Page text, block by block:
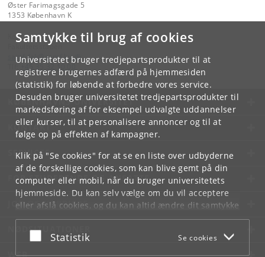
Samtykke til brug af cookies
Universitetet bruger tredjepartsprodukter til at
registrere brugernes adfærd på hjemmesiden
(statistik) for løbende at forbedre vores service.
Desuden bruger universitetet tredjepartsprodukter til
markedsføring af for eksempel udvalgte uddannelser
eller kurser, til at personalisere annoncer og til at
følge op på effekten af kampagner.
Klik på "Se cookies" for at se en liste over udbyderne
af de forskellige cookies, som kan blive gemt på din
computer eller mobil, når du bruger universitetets
hjemmeside. Du kan selv vælge om du vil acceptere
eller afslå cookies, og du kan altid ændre dit samtykke
underCookie- og privatlivspolitiksom du finder i
bunden af hver side.
Acceptér eller afslå
Statistik Se cookies
Øster Farimagsgade 5
1353 København K
Kontakt:
Fakultetsstaben
samf-fak @samf.ku.dk
KØBENHAVNS UNIVERSITET
KONTAKT
SERVICES
FOR STUDERENDE OG ANSATTE
JOB OG KARRIERE
NØDSITUATIONER
WEB